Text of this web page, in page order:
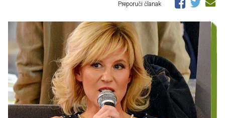
Preporuči članak